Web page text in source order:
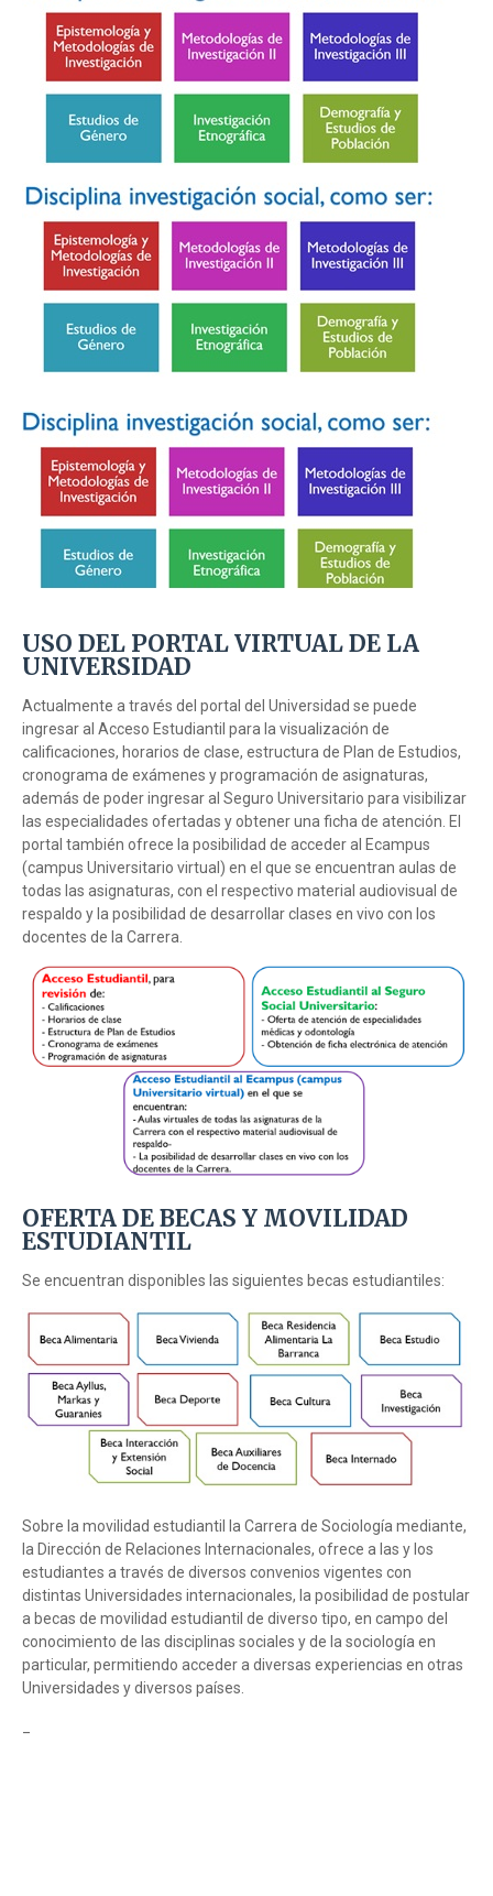
USO DEL PORTAL VIRTUAL DE LA
UNIVERSIDAD
Actualmente a través del portal del Universidad se puede
ingresar al Acceso Estudiantil para la visualización de
calificaciones, horarios de clase, estructura de Plan de Estudios,
cronograma de exámenes y programación de asignaturas,
además de poder ingresar al Seguro Universitario para visibilizar
las especialidades ofertadas y obtener una ficha de atención. El
portal también ofrece la posibilidad de acceder al Ecampus
(campus Universitario virtual) en el que se encuentran aulas de
todas las asignaturas, con el respectivo material audiovisual de
respaldo y la posibilidad de desarrollar clases en vivo con los
docentes de la Carrera.
OFERTA DE BECAS Y MOVILIDAD
ESTUDIANTIL
Se encuentran disponibles las siguientes becas estudiantiles:
Sobre la movilidad estudiantil la Carrera de Sociología mediante,
la Dirección de Relaciones Internacionales, ofrece a las y los
estudiantes a través de diversos convenios vigentes con
distintas Universidades internacionales, la posibilidad de postular
a becas de movilidad estudiantil de diverso tipo, en campo del
conocimiento de las disciplinas sociales y de la sociología en
particular, permitiendo acceder a diversas experiencias en otras
Universidades y diversos países.